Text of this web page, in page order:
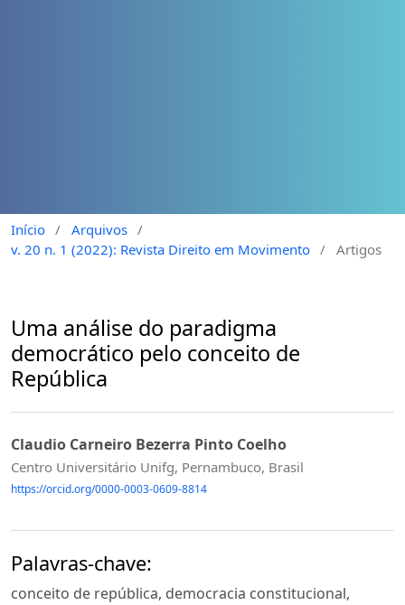
Início / Arquivos /
v. 20 n. 1 (2022): Revista Direito em Movimento / Artigos
Uma análise do paradigma
democrático pelo conceito de
República
Claudio Carneiro Bezerra Pinto Coelho
Centro Universitário Unifg, Pernambuco, Brasil
https://orcid.org/0000-0003-0609-8814
Palavras-chave:
conceito de república, democracia constitucional,